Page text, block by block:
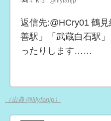
返信先:@HCry01 鶴
善駅」「武蔵白石駅
ったりします……
（出典 @lilyfanjp）